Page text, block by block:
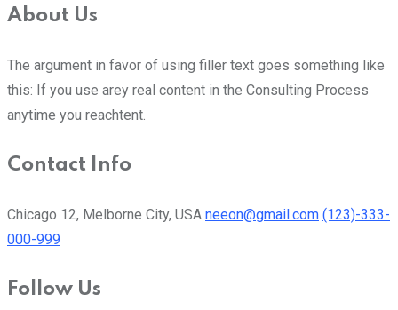
About Us
The argument in favor of using filler text goes something like
this: If you use arey real content in the Consulting Process
anytime you reachtent.
Contact Info
Chicago 12, Melborne City, USA neeon@gmail.com (123)-333-
000-999
Follow Us